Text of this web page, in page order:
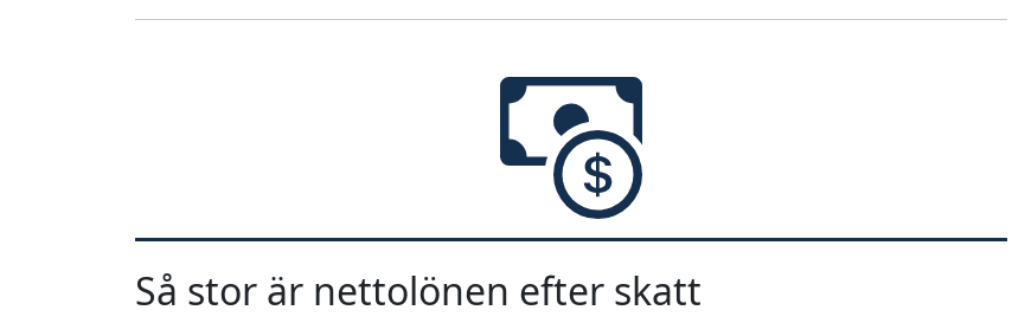
Så stor är nettolönen efter skatt